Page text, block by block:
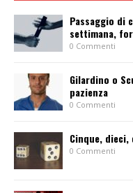
Passaggio di
settimana,
0 Commenti
Gilardino o
pazienza
0 Commenti
Cinque,
0 Commenti